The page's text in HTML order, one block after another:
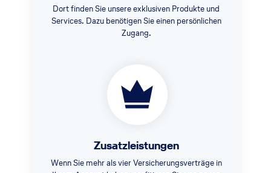
Dort finden Sie unsere exklusiven Produkte und
Services. Dazu benötigen Sie einen persönlichen
Zugang.
Zusatzleistungen
Wenn Sie mehr als vier Versicherungsverträge in